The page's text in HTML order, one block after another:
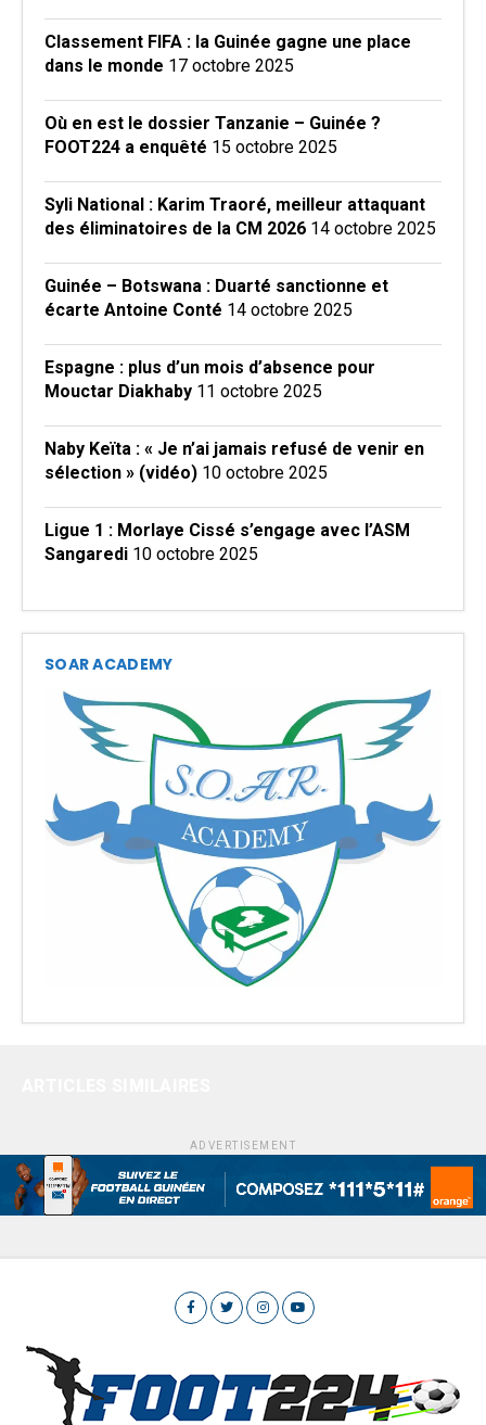
Classement FIFA : la Guinée gagne une place
dans le monde 17 octobre 2025
Où en est le dossier Tanzanie – Guinée ?
FOOT224 a enquêté 15 octobre 2025
Syli National : Karim Traoré, meilleur attaquant
des éliminatoires de la CM 2026 14 octobre 2025
Guinée – Botswana : Duarté sanctionne et
écarte Antoine Conté 14 octobre 2025
Espagne : plus d’un mois d’absence pour
Mouctar Diakhaby 11 octobre 2025
Naby Keïta : « Je n’ai jamais refusé de venir en
sélection » (vidéo) 10 octobre 2025
Ligue 1 : Morlaye Cissé s’engage avec l’ASM
Sangaredi 10 octobre 2025
SOAR ACADEMY
ADVERTISEMENT